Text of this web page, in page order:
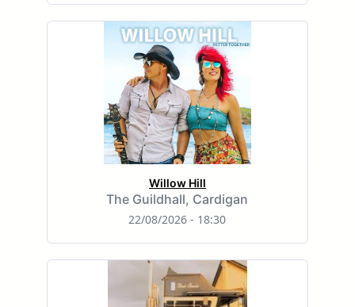
Willow Hill
The Guildhall, Cardigan
22/08/2026 - 18:30